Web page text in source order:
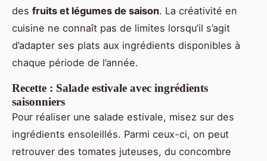
des fruits et légumes de saison. La créativité en
cuisine ne connaît pas de limites lorsqu’il s’agit
d’adapter ses plats aux ingrédients disponibles à
chaque période de l’année.
Recette : Salade estivale avec ingrédients
saisonniers
Pour réaliser une salade estivale, misez sur des
ingrédients ensoleillés. Parmi ceux-ci, on peut
retrouver des tomates juteuses, du concombre